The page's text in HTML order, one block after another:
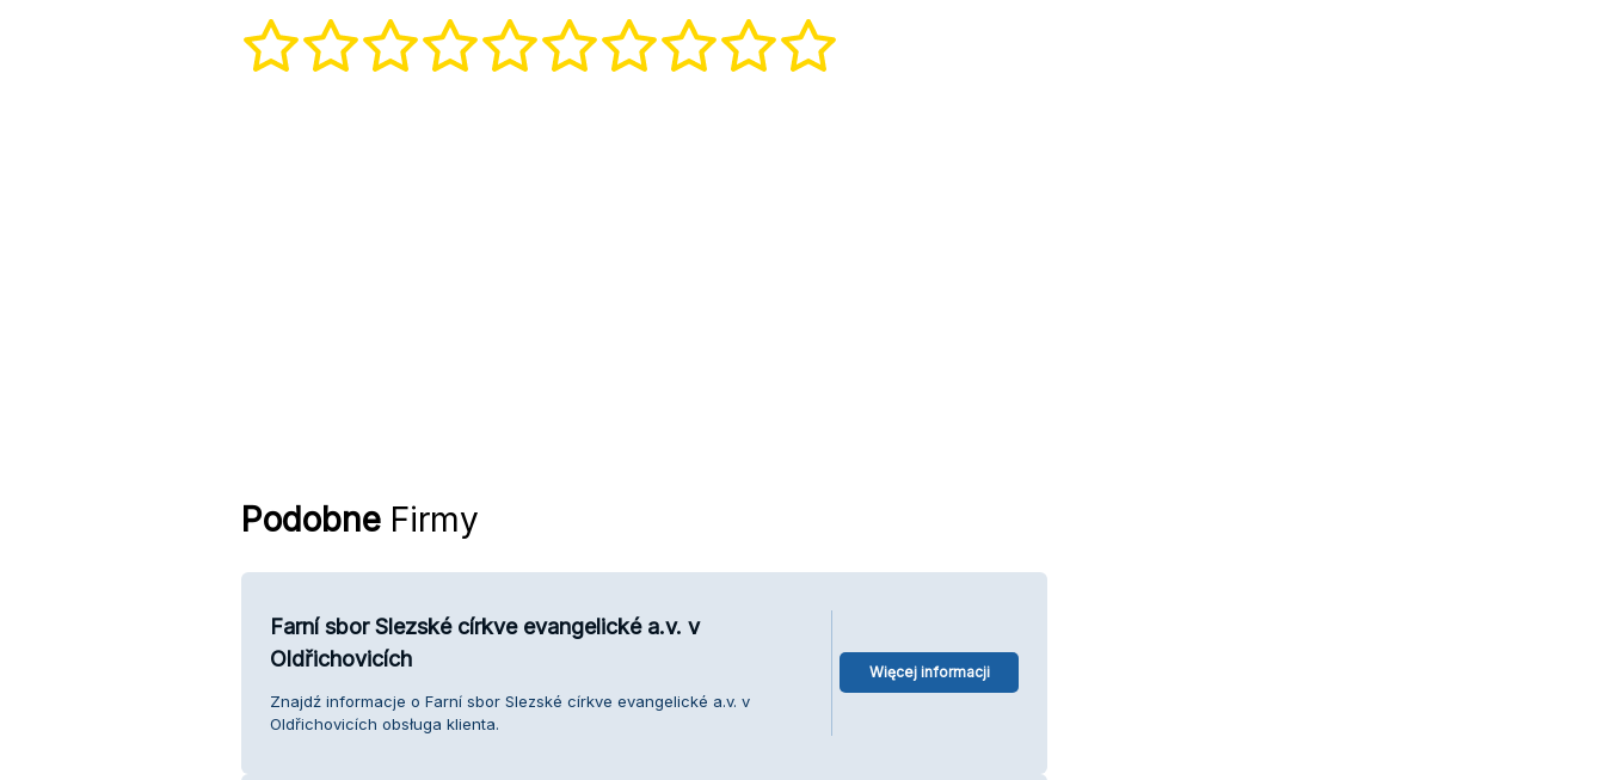
PodobneFirmy
Farní sbor Slezské církve evangelické a.v. v
Oldřichovicích
Znajdź informacje o Farní sbor Slezské církve evangelické a.v. v
Oldřichovicích obsługa klienta.
Więcej informacji